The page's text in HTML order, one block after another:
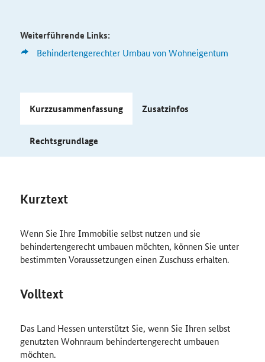
Weiterführende Links:
Behindertengerechter Umbau von Wohneigentum
Kurzzusammenfassung Zusatzinfos
Rechtsgrundlage
Kurztext
Wenn Sie Ihre Immobilie selbst nutzen und sie
behindertengerecht umbauen möchten, können Sie unter
bestimmten Voraussetzungen einen Zuschuss erhalten.
Volltext
Das Land Hessen unterstützt Sie, wenn Sie Ihren selbst
genutzten Wohnraum behindertengerecht umbauen
möchten.